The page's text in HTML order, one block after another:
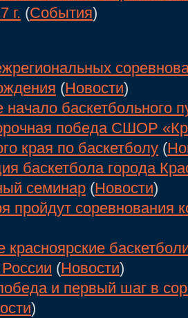
г. (События)
(Новости)
баскетбольного
победа СШОР
края по баскетболу (
баскетбола города
семинар (Новости)
пройдут соревнования
(Новости)
и первый шаг в
)